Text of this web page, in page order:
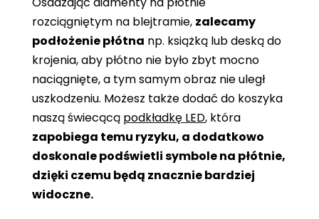
rozciągniętym na blejtramie, zalecamy
podłożenie płótna np. książką lub deską do
krojenia, aby płótno nie było zbyt mocno
naciągnięte, a tym samym obraz nie uległ
uszkodzeniu. Możesz także dodać do koszyka
naszą świecącą podkładkę LED, która
zapobiega temu ryzyku, a dodatkowo
doskonale podświetli symbole na płótnie,
dzięki czemu będą znacznie bardziej
widoczne.